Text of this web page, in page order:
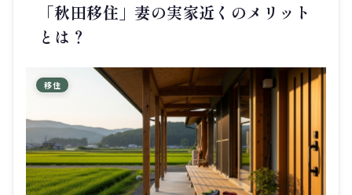
「秋田移住」妻の実家近くのメリット
とは？
移住